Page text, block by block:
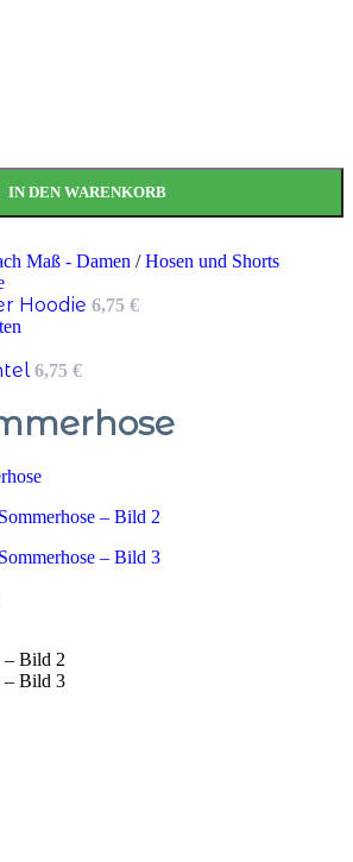
IN DEN WARENKORB
Maß - Damen / Hosen und Shorts
Hoodie 6,75 €
6,75 €